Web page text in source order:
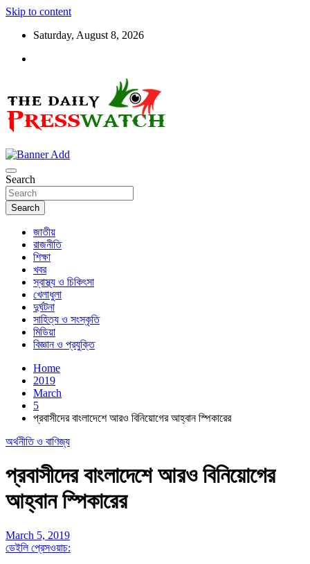
Skip to content
Saturday, August 8, 2026
ডেইলি প্রেসওয়াচ
Search
Search
জাতীয়
রাজনীতি
শিক্ষা
খবর
স্বাস্থ্য ও চিকিৎসা
খেলাধুলা
দুর্ঘটনা
সাহিত্য ও সংস্কৃতি
মিডিয়া
বিজ্ঞান ও প্রযুক্তি
Home
2019
March
5
প্রবাসীদের বাংলাদেশে আরও বিনিয়োগের আহ্বান স্পিকারের
অর্থনীতি ও বাণিজ্য
প্রবাসীদের বাংলাদেশে আরও বিনিয়োগের
আহ্বান স্পিকারের
March 5, 2019
ডেইলি প্রেসওয়াচ: